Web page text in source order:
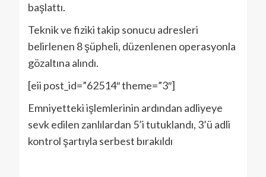
başlattı.
Teknik ve fiziki takip sonucu adresleri
belirlenen 8 şüpheli, düzenlenen operasyonla
gözaltına alındı.
[eii post_id=”62514″ theme=”3″]
Emniyetteki işlemlerinin ardından adliyeye
sevk edilen zanlılardan 5’i tutuklandı, 3’ü adli
kontrol şartıyla serbest bırakıldı